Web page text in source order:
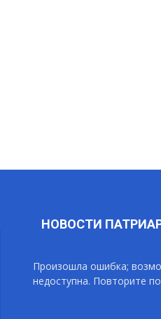
НОВОСТИ
Произошла ошибка;
недоступна. Повторите